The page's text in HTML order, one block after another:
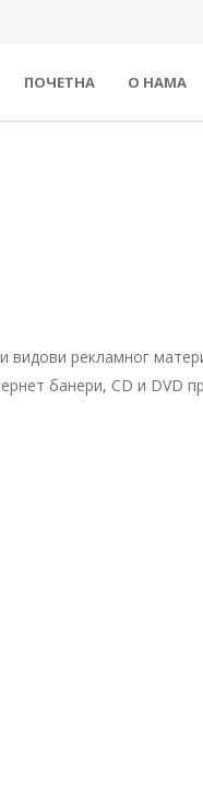
ПОЧЕТНА О НАМА
видови рекламног
банери, CD и DVD